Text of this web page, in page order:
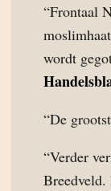
“Frontaal
wordt
“De
“Verder
Breedveld.